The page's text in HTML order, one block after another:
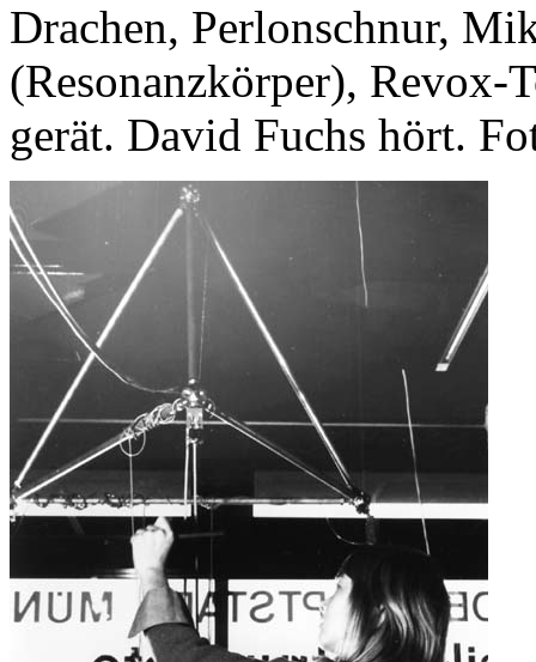
Drachen, Perlonschnur,
(Resonanzkörper), Revox-
gerät. David Fuchs hört.